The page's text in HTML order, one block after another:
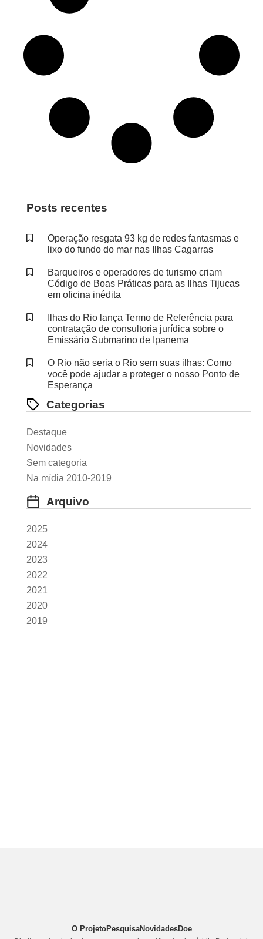
Posts recentes
Operação resgata 93 kg de redes fantasmas e
lixo do fundo do mar nas Ilhas Cagarras
Barqueiros e operadores de turismo criam
Código de Boas Práticas para as Ilhas Tijucas
em oficina inédita
Ilhas do Rio lança Termo de Referência para
contratação de consultoria jurídica sobre o
Emissário Submarino de Ipanema
O Rio não seria o Rio sem suas ilhas: Como
você pode ajudar a proteger o nosso Ponto de
Esperança
Categorias
Destaque
Novidades
Sem categoria
Na mídia 2010-2019
Arquivo
2025
2024
2023
2022
2021
2020
2019
O ProjetoPesquisaNovidadesDoe